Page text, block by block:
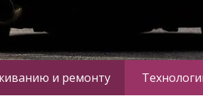
и ремонту